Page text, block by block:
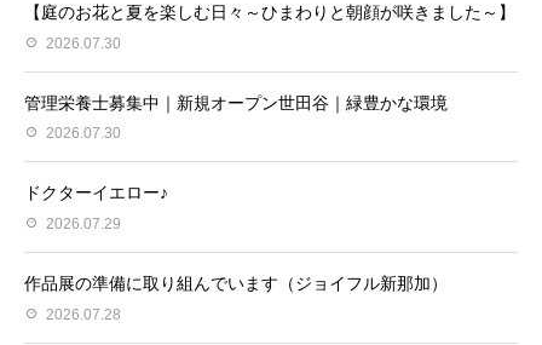
【庭のお花と夏を楽しむ日々～ひまわりと朝顔が咲きました～】
2026.07.30
管理栄養士募集中｜新規オープン世田谷｜緑豊かな環境
2026.07.30
ドクターイエロー♪
2026.07.29
作品展の準備に取り組んでいます（ジョイフル新那加）
2026.07.28